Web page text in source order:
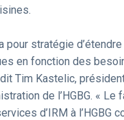
pour stratégie
en fonction des
Tim Kastelic,
de l’HGBG. « Le
d’IRM à l’HGBG